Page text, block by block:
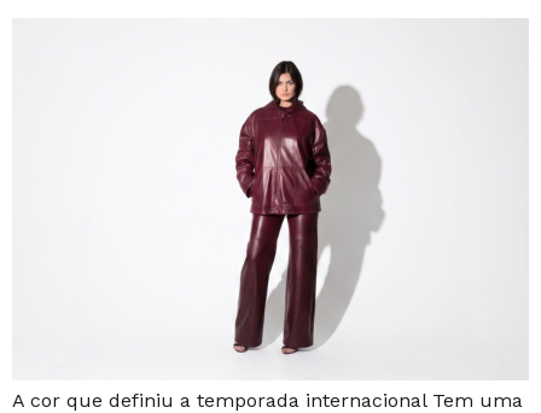
A cor que definiu a temporada internacional Tem uma